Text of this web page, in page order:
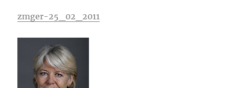
zmger-25_02_2011